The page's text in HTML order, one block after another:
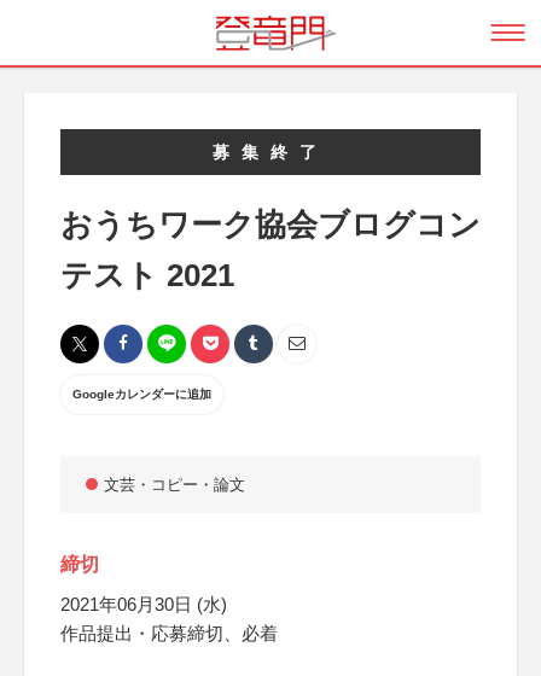
募集終了
おうちワーク協会ブログコン
テスト 2021
Googleカレンダーに追加
文芸・コピー・論文
締切
2021年06月30日 (水)
作品提出・応募締切、必着